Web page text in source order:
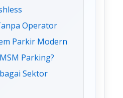
Operator
Parkir Modern
Parking?
Sektor